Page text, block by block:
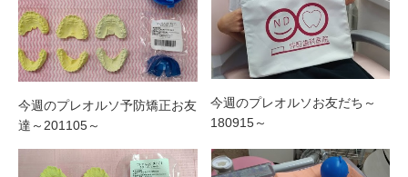
今週のプレオルソ予防矯正お友
達～201105～
今週のプレオルソお友だち～
180915～